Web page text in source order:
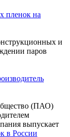
пленок на
и
паров
(ПАО)
выпускает